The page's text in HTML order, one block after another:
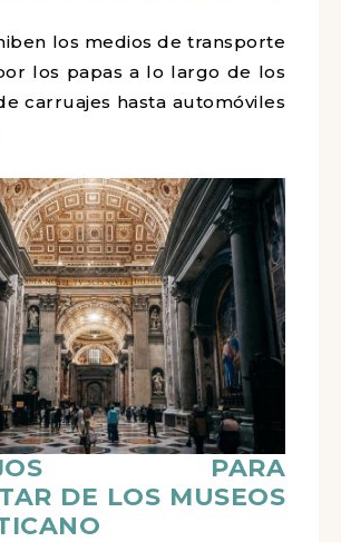
los medios de transporte
los papas a lo largo de los
carruajes hasta automóviles
PARA
DE LOS MUSEOS